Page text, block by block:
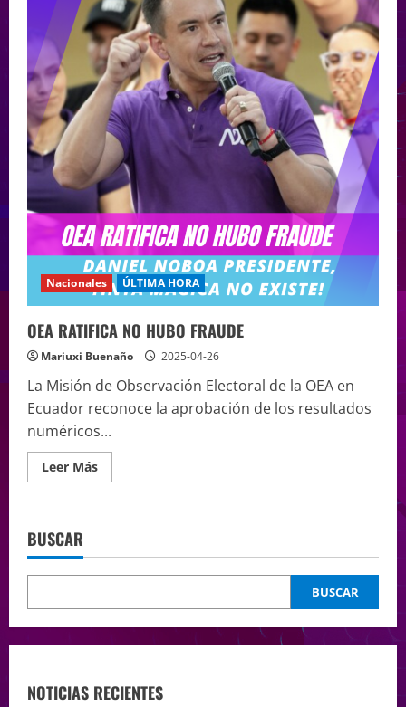
Nacionales ÚLTIMA HORA
OEA RATIFICA NO HUBO FRAUDE
Mariuxi Buenaño 2025-04-26
La Misión de Observación Electoral de la OEA en
Ecuador reconoce la aprobación de los resultados
numéricos...
Leer Más
BUSCAR
BUSCAR
NOTICIAS RECIENTES